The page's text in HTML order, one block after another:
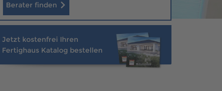
MUSTERHAUS FINDEN
Berater finden
Jetzt kostenfrei Ihren
Fertighaus Katalog bestellen